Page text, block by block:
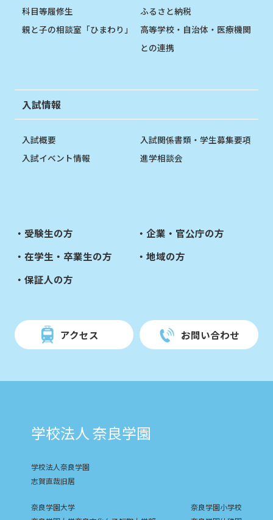
科目等履修生
親と子の相談室「ひまわり」
ふるさと納税
高等学校・自治体・医療機関
との連携
入試情報
入試概要
入試イベント情報
入試関係書類・学生募集要項
進学相談会
受験生の方
在学生・卒業生の方
保証人の方
企業・官公庁の方
地域の方
アクセス お問い合わせ
学校法人 奈良学園
学校法人奈良学園
志賀直哉旧居
奈良学園大学
奈良学園小学校